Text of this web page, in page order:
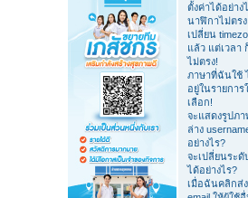
ตั้งค่าได้อย่าง
นาฬิกาไม่ตร
เปลี่ยน
แล้ว แต่เวลา
ไม่ตรง!
ภาษาที่ฉันใช้
อยู่ในรายการ
เลือก!
จะแสดงรูปภ
ล่าง
อย่างไร?
จะเปลี่ยนระ
ได้อย่างไร?
เมื่อฉันคลิกส่ง